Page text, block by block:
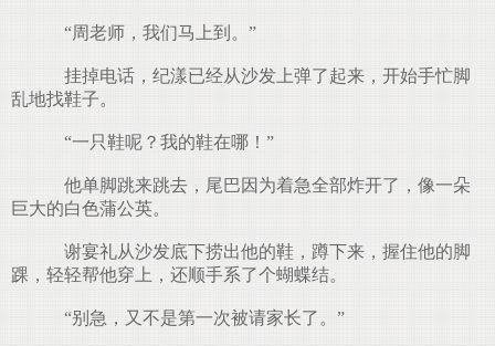
“周老师，我们马上到。”
挂掉电话，纪漾已经从沙发上弹了起来，开始手忙脚
乱地找鞋子。
“一只鞋呢？我的鞋在哪！”
他单脚跳来跳去，尾巴因为着急全部炸开了，像一朵
巨大的白色蒲公英。
谢宴礼从沙发底下捞出他的鞋，蹲下来，握住他的脚
踝，轻轻帮他穿上，还顺手系了个蝴蝶结。
“别急，又不是第一次被请家长了。”